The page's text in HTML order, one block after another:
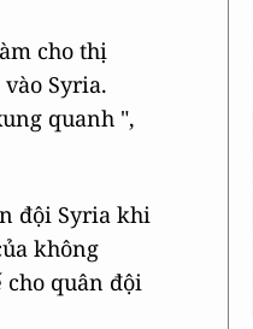
cho thị
Syria.
quanh ",
đội Syria khi
không
cho quân đội